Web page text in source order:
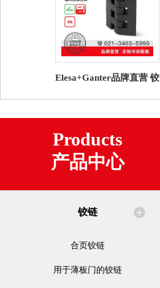
Elesa+Ganter品牌直营 铰
聚合体
Products
产品中心
铰链
合页铰链
用于薄板门的铰链